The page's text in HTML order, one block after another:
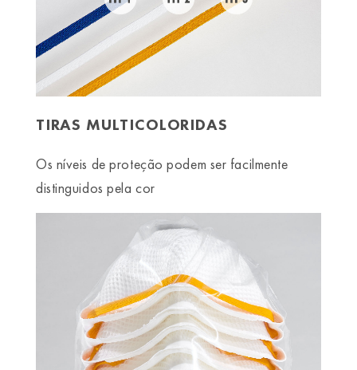
TIRAS MULTICOLORIDAS
Os níveis de proteção podem ser facilmente
distinguidos pela cor